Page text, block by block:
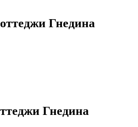
Гнедина
Гнедина